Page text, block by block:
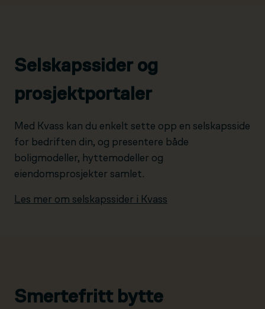
Selskapssider og
prosjektportaler
Med Kvass kan du enkelt sette opp en selskapsside
for bedriften din, og presentere både
boligmodeller, hyttemodeller og
eiendomsprosjekter samlet.
Les mer om selskapssider i Kvass
Smertefritt bytte